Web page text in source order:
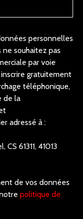
personnelles
ne souhaitez pas
par voie
gratuitement
téléphonique,
de la
adressé à :
61311, 41013
de vos données
politique de